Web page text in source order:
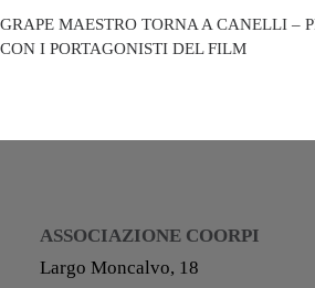
GRAPE MAESTRO TORNA A CANELLI –
CON I PORTAGONISTI DEL FILM
ASSOCIAZIONE COORPI
Largo Moncalvo, 18